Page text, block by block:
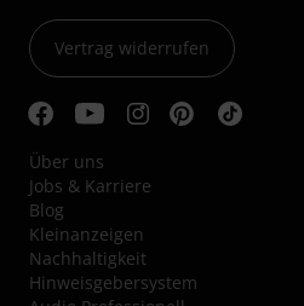
Vertrag widerrufen
Über uns
Jobs & Karriere
Blog
Kleinanzeigen
Nachhaltigkeit
Hinweisgebersystem